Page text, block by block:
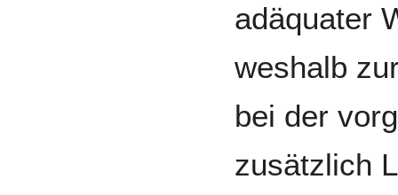
adäquater
weshalb
bei der
zusätzlich